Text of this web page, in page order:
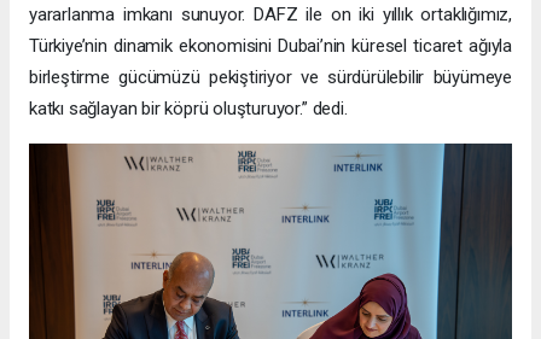
yararlanma imkanı sunuyor. DAFZ ile on iki yıllık ortaklığımız,
Türkiye’nin dinamik ekonomisini Dubai’nin küresel ticaret ağıyla
birleştirme gücümüzü pekiştiriyor ve sürdürülebilir büyümeye
katkı sağlayan bir köprü oluşturuyor.” dedi.